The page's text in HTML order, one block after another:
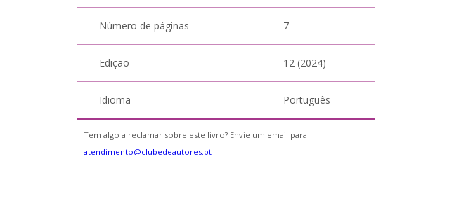
Número de páginas 7
Edição 12 (2024)
Idioma Português
Tem algo a reclamar sobre este livro? Envie um email para
atendimento@clubedeautores.pt